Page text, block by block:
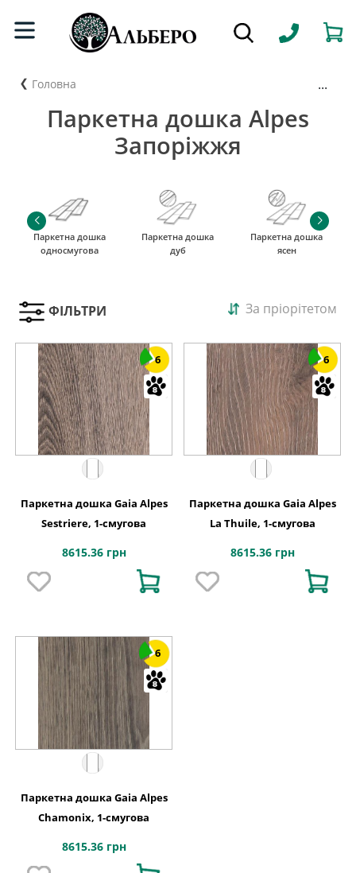
Головна ...
Паркетна дошка Alpes
Запоріжжя
Паркетна дошка
односмугова
Паркетна дошка
дуб
Паркетна дошка
ясен
ФІЛЬТРИ За пріорітетом
6
Паркетна дошка Gaia Alpes
Sestriere, 1-смугова
8615.36 грн
6
Паркетна дошка Gaia Alpes
La Thuile, 1-смугова
8615.36 грн
6
Паркетна дошка Gaia Alpes
Chamonix, 1-смугова
8615.36 грн